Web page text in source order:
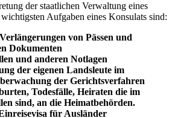
der staatlichen Verwaltung eines
Aufgaben eines Konsulats sind:
von Pässen und
Dokumenten
und anderen Notlagen
der eigenen Landsleute im
der Gerichtsverfahren
Todesfälle, Heiraten die im
sind, an die Heimatbehörden.
für Ausländer